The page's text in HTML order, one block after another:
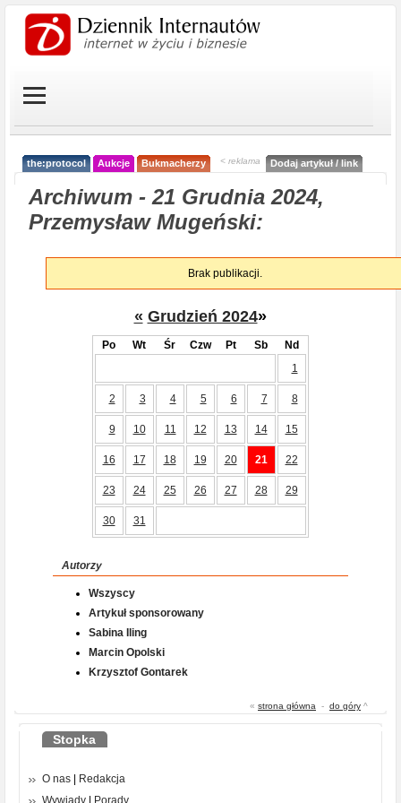
the:protocol Aukcje Bukmacherzy < reklama Dodaj artykuł / link
Archiwum - 21 Grudnia 2024,
Przemysław Mugeński:
Brak publikacji.
« Grudzień 2024»
Po Wt Śr Czw Pt Sb
Nd
1
2 3 4 5 6 7 8
9 10 11 12 13 14 15
16 17 18 19 20 21 22
23 24 25 26 27 28 29
30 31
Autorzy
Wszyscy
Artykuł sponsorowany
Sabina Iling
Marcin Opolski
Krzysztof Gontarek
« strona główna - do góry ^
Stopka
O nas
Redakcja
Wywiady
Porady